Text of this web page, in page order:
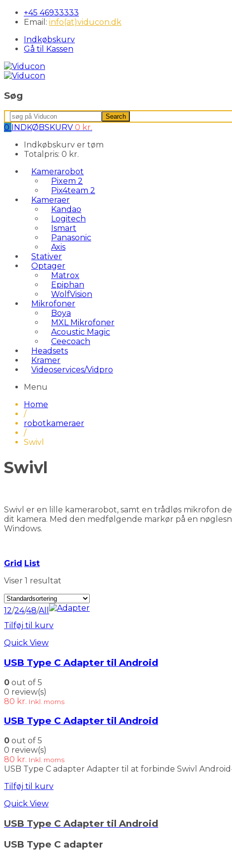
+45 46933333
Email: info(at)viducon.dk
Indkøbskurv
Gå til Kassen
Søg
Search
for:
Search
0 INDKØBSKURV 0 kr.
Indkøbskurv er tøm
Totalpris: 0 kr.
Kamerarobot
Pixem 2
Pix4team 2
Kameraer
Kandao
Logitech
Ismart
Panasonic
Axis
Stativer
Optager
Matrox
Epiphan
WolfVision
Mikrofoner
Boya
MXL Mikrofoner
Acoustic Magic
Ceecoach
Headsets
Kramer
Videoservices/Vidpro
Menu
Home
/
robotkameraer
/
Swivl
Swivl
Swivl er en lille kamerarobot, samt en trådløs mikrofon
dit kamera. Med den medfølgende markør på en
Windows.
Grid List
Viser 1 resultat
12/24/48/All
Tilføj til kurv
Quick View
USB Type C Adapter til Android
0 out of 5
0 review(s)
80 kr. Inkl. moms
USB Type C Adapter til Android
0 out of 5
0 review(s)
80 kr. Inkl. moms
USB Type C adapter Adapter til at forbinde Swivl
Tilføj til kurv
Quick View
USB Type C Adapter til Android
USB Type C adapter